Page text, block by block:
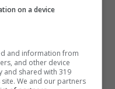
Infatti, a
ufficialmente
Ferroviaria, non
L’organizzazione
on a device
and information from
and other device
and shared with 319
We and our partners